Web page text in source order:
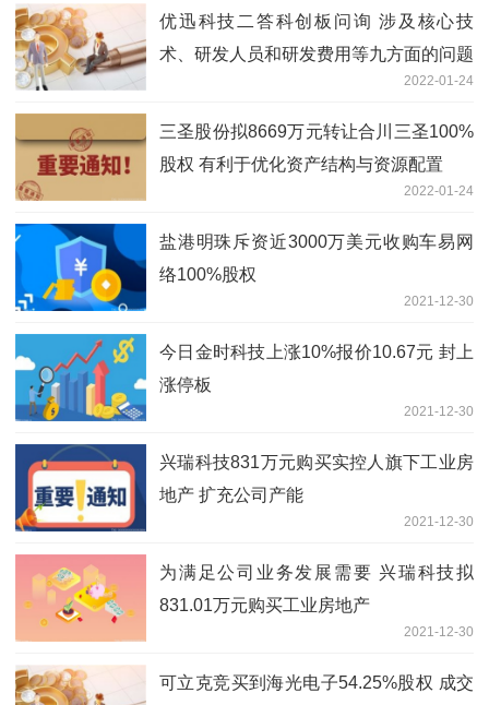
优迅科技二答科创板问询 涉及核心技
术、研发人员和研发费用等九方面的问题
2022-01-24
三圣股份拟8669万元转让合川三圣100%
股权 有利于优化资产结构与资源配置
2022-01-24
盐港明珠斥资近3000万美元收购车易网
络100%股权
2021-12-30
今日金时科技上涨10%报价10.67元 封上
涨停板
2021-12-30
兴瑞科技831万元购买实控人旗下工业房
地产 扩充公司产能
2021-12-30
为满足公司业务发展需要 兴瑞科技拟
831.01万元购买工业房地产
2021-12-30
可立克竞买到海光电子54.25%股权 成交